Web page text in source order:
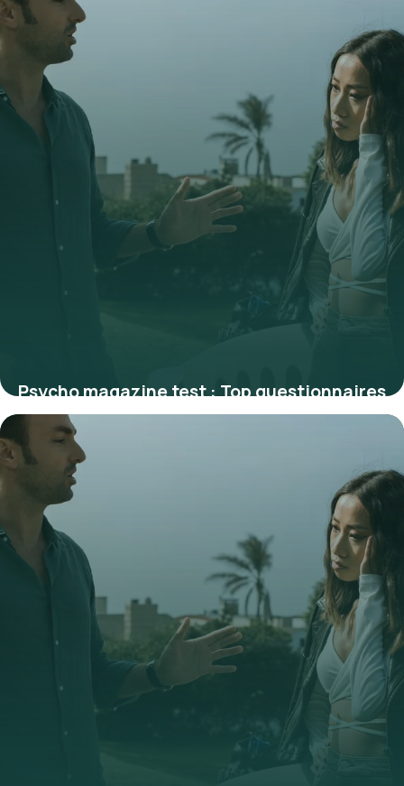
3 juillet 2026
Psycho magazine test : Top questionnaires
1 juillet 2026